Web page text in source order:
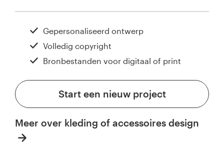
Gepersonaliseerd ontwerp
Volledig copyright
Bronbestanden voor digitaal of print
Start een nieuw project
Meer over kleding of accessoires design